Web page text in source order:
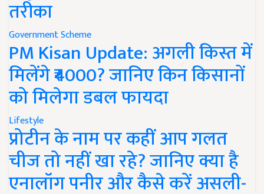
तरीका
Government Scheme
PM Kisan Update: अगली किस्त में
मिलेंगे ₹4000? जानिए किन किसानों
को मिलेगा डबल फायदा
Lifestyle
प्रोटीन के नाम पर कहीं आप गलत
चीज तो नहीं खा रहे? जानिए क्या है
एनालॉग पनीर और कैसे करें असली-